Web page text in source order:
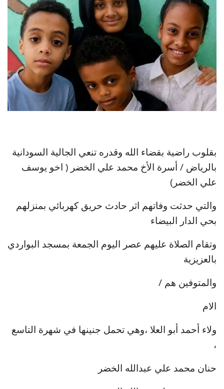
بقلوب راضية بقضاء الله وقدره تنعي الجالية السودانية
بالرياض / أسرة الأخ محمد علي الخضر ( اخو يوسف
علي الخضر)
والتي حدثت وفاتهم اثر حادث حريق كهربائي بمنزلهم
بحي الدار البيضاء
وتقام الصلاة عليهم عصر اليوم الجمعة بمسجد البواردي
بالعزيزية
والمتوفين هم /
الام
ولاء أحمد أبو العلا ،وهي تحمل جنينها في شهرة التاسع
،
حنان محمد علي عبدالله الخضر